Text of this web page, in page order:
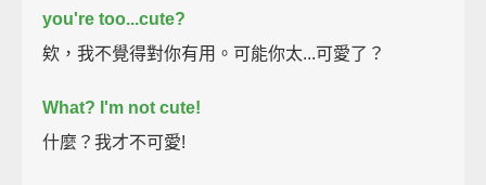
you're too...cute?
欸，我不覺得對你有用。可能你太...可愛了？
What? I'm not cute!
什麼？我才不可愛!